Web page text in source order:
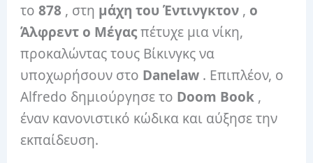
το878 , στη μάχη του Έντινγκτον , ο
Άλφρεντ ο Μέγαςπέτυχε μια νίκη,
προκαλώντας τους Βίκινγκς να
υποχωρήσουν στο Danelaw . Επιπλέον, ο
Alfredo δημιούργησε το Doom Book ,
έναν κανονιστικό κώδικα και αύξησε την
εκπαίδευση.